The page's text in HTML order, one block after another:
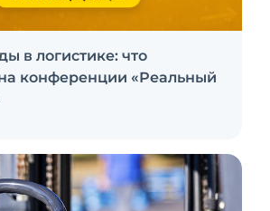
в логистике: что
конференции «Реальный